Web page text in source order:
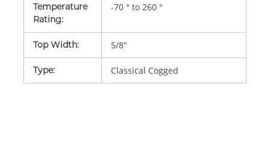
Temperature
Rating:
-70 ° to 260 °
Top Width: 5/8"
Type: Classical Cogged